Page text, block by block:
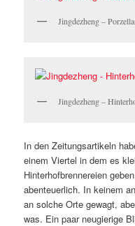
Jingdezheng –
Jingdezheng –
In den Zeitungsartikeln
einem Viertel in dem es
Hinterhofbrennereien
abenteuerlich. In keinem
an solche Orte gewagt,
was. Ein paar neugierige